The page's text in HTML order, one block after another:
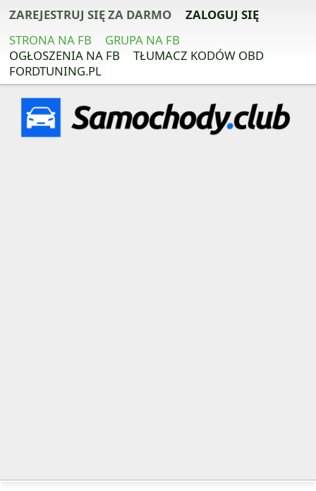
ZAREJESTRUJ SIĘ ZA DARMO
ZALOGUJ SIĘ
STRONA NA FB
GRUPA NA FB
OGŁOSZENIA NA FB
TŁUMACZ KODÓW OBD
FORDTUNING.PL